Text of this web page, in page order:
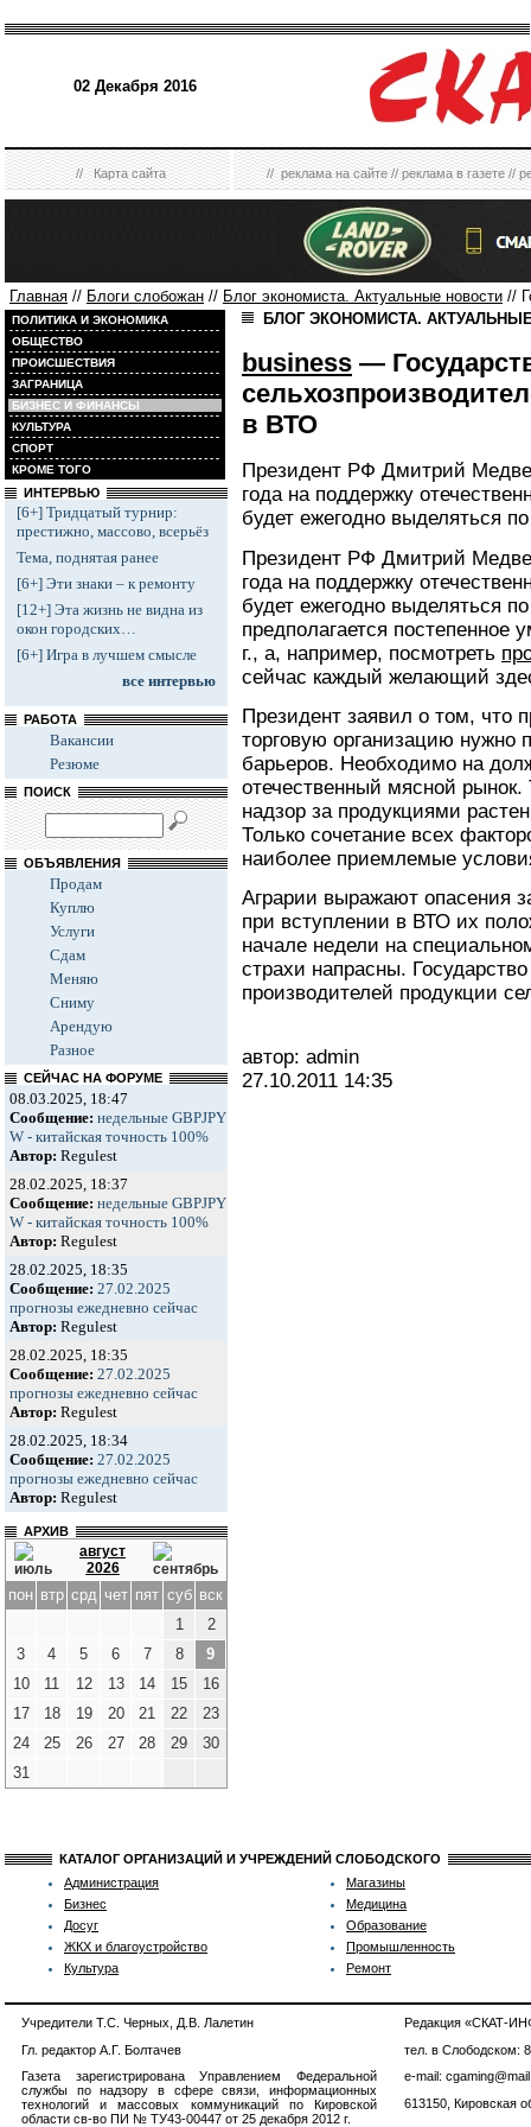
02 Декабря 2016
//Карта сайта //реклама на сайте//реклама в газете//
Главная // Блоги слобожан // Блог экономиста. Актуальные новости //
ПОЛИТИКА И ЭКОНОМИКА
ОБЩЕСТВО
ПРОИСШЕСТВИЯ
ЗАГРАНИЦА
БИЗНЕС И ФИНАНСЫ
КУЛЬТУРА
СПОРТ
КРОМЕ ТОГО
ИНТЕРВЬЮ
[6+] Тридцатый турнир:
престижно, массово, всерьёз
Тема, поднятая ранее
[6+] Эти знаки – к ремонту
[12+] Эта жизнь не видна из
окон городских…
[6+] Игра в лучшем смысле
все интервью
РАБОТА
Вакансии
Резюме
ПОИСК
ОБЪЯВЛЕНИЯ
Продам
Куплю
Услуги
Сдам
Меняю
Сниму
Арендую
Разное
СЕЙЧАС НА ФОРУМЕ
08.03.2025, 18:47
Сообщение: недельные GBPJPY
W - китайская точность 100%
Автор: Regulest
28.02.2025, 18:37
Сообщение: недельные GBPJPY
W - китайская точность 100%
Автор: Regulest
28.02.2025, 18:35
Сообщение: 27.02.2025
прогнозы ежедневно сейчас
Автор: Regulest
28.02.2025, 18:35
Сообщение: 27.02.2025
прогнозы ежедневно сейчас
Автор: Regulest
28.02.2025, 18:34
Сообщение: 27.02.2025
прогнозы ежедневно сейчас
Автор: Regulest
АРХИВ
август
2026
пон втр срд чет пят суб вск
1
2
3
4 5 6 7 8
9
10
11 12 13 14 15
16
17
18 19 20 21 22
23
24
25 26 27 28 29
30
31
БЛОГ ЭКОНОМИСТА.
business —
в ВТО
Президент РФ Дмитрий
года на поддержку
будет ежегодно выделяться
Президент РФ Дмитрий
года на поддержку
будет ежегодно выделяться
предполагается
г., а, например, посмотреть
сейчас каждый желающий
Президент заявил о том, что
торговую организацию нужно
барьеров. Необходимо на
отечественный мясной
надзор за продукциями
Только сочетание всех
наиболее приемлемые
Аграрии выражают опасения
при вступлении в ВТО их
начале недели на
страхи напрасны.
производителей продукции
автор: admin
27.10.2011 14:35
КАТАЛОГ ОРГАНИЗАЦИЙ И УЧРЕЖДЕНИЙ СЛОБОДСКОГО
Администрация
Бизнес
Досуг
ЖКХ и благоустройство
Культура
Магазины
Медицина
Образование
Промышленность
Ремонт
Учредители Т.С. Черных, Д.В. Лалетин
Гл. редактор А.Г. Болтачев
Газета зарегистрирована Управлением Федеральной
службы по надзору в сфере связи, информационных
технологий и массовых коммуникаций по Кировской
области св-во ПИ № ТУ43-00447 от 25 декабря 2012 г.
Редакция «СКАТ-
тел. в Слободском:
e-mail:
613150, Кировская